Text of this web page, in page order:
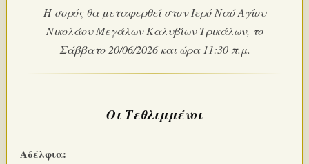
Η σορός θα μεταφερθεί στον Ιερό Ναό Αγίου
Νικολάου Μεγάλων Καλυβίων Τρικάλων, το
Σάββατο 20/06/2026 και ώρα 11:30 π.μ.
Οι Τεθλιμμένοι
Αδέλφια: